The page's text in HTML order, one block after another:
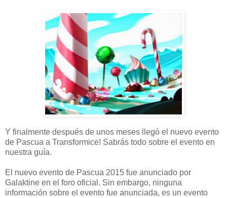
Y finalmente después de unos meses llegó el nuevo evento
de Pascua a Transformice! Sabrás todo sobre el evento en
nuestra guía.
El nuevo evento de Pascua 2015 fue anunciado por
Galaktine en el foro oficial. Sin embargo, ninguna
información sobre el evento fue anunciada, es un evento